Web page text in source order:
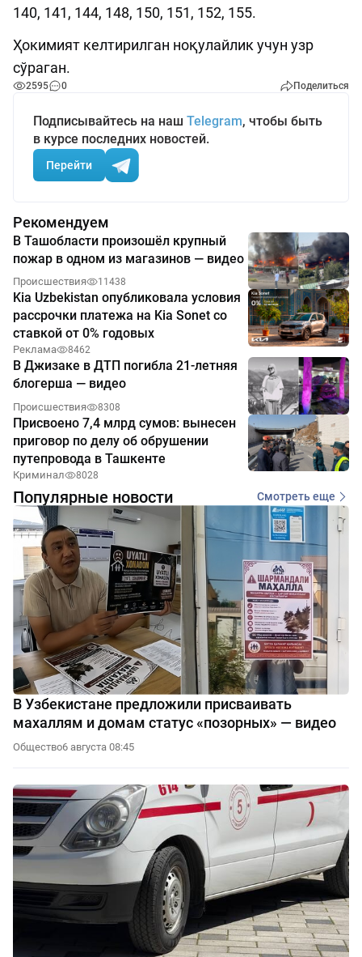
140, 141, 144, 148, 150, 151, 152, 155.
Ҳокимият келтирилган ноқулайлик учун узр
сўраган.
2595 0 Поделиться
Подписывайтесь на наш Telegram, чтобы быть
в курсе последних новостей.
Перейти
Рекомендуем
В Ташобласти произошёл крупный
пожар в одном из магазинов — видео
Происшествия 11438
Kia Uzbekistan опубликовала условия
рассрочки платежа на Kia Sonet со
ставкой от 0% годовых
Реклама 8462
В Джизаке в ДТП погибла 21-летняя
блогерша — видео
Происшествия 8308
Присвоено 7,4 млрд сумов: вынесен
приговор по делу об обрушении
путепровода в Ташкенте
Криминал 8028
Популярные новости Смотреть еще
В Узбекистане предложили присваивать
махаллям и домам статус «позорных» — видео
Общество6 августа 08:45